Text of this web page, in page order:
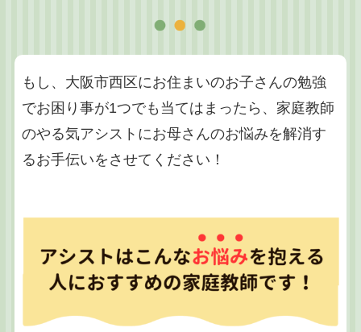
もし、大阪市西区にお住まいのお子さんの勉強
でお困り事が1つでも当てはまったら、家庭教師
のやる気アシストにお母さんのお悩みを解消す
るお手伝いをさせてください！